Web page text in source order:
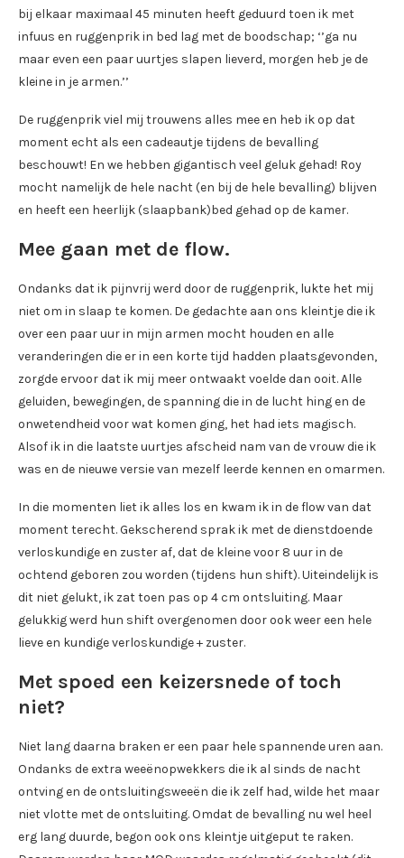
bij elkaar maximaal 45 minuten heeft geduurd toen ik met
infuus en ruggenprik in bed lag met de boodschap; ‘’ga nu
maar even een paar uurtjes slapen lieverd, morgen heb je de
kleine in je armen.’’
De ruggenprik viel mij trouwens alles mee en heb ik op dat
moment echt als een cadeautje tijdens de bevalling
beschouwt! En we hebben gigantisch veel geluk gehad! Roy
mocht namelijk de hele nacht (en bij de hele bevalling) blijven
en heeft een heerlijk (slaapbank)bed gehad op de kamer.
Mee gaan met de flow.
Ondanks dat ik pijnvrij werd door de ruggenprik, lukte het mij
niet om in slaap te komen. De gedachte aan ons kleintje die ik
over een paar uur in mijn armen mocht houden en alle
veranderingen die er in een korte tijd hadden plaatsgevonden,
zorgde ervoor dat ik mij meer ontwaakt voelde dan ooit. Alle
geluiden, bewegingen, de spanning die in de lucht hing en de
onwetendheid voor wat komen ging, het had iets magisch.
Alsof ik in die laatste uurtjes afscheid nam van de vrouw die ik
was en de nieuwe versie van mezelf leerde kennen en omarmen.
In die momenten liet ik alles los en kwam ik in de flow van dat
moment terecht. Gekscherend sprak ik met de dienstdoende
verloskundige en zuster af, dat de kleine voor 8 uur in de
ochtend geboren zou worden (tijdens hun shift). Uiteindelijk is
dit niet gelukt, ik zat toen pas op 4 cm ontsluiting. Maar
gelukkig werd hun shift overgenomen door ook weer een hele
lieve en kundige verloskundige + zuster.
Met spoed een keizersnede of toch
niet?
Niet lang daarna braken er een paar hele spannende uren aan.
Ondanks de extra weeënopwekkers die ik al sinds de nacht
ontving en de ontsluitingsweeën die ik zelf had, wilde het maar
niet vlotte met de ontsluiting. Omdat de bevalling nu wel heel
erg lang duurde, begon ook ons kleintje uitgeput te raken.